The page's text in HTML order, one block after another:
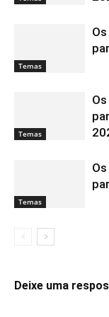
Temas
Temas
Temas
Deixe uma